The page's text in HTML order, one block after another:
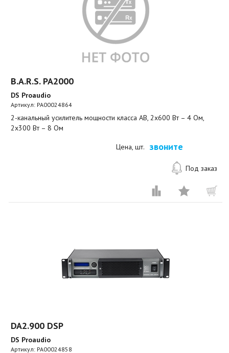
B.A.R.S. PA2000
DS Proaudio
Артикул: PA00024864
2-канальный усилитель мощности класса AB, 2х600 Вт – 4 Ом,
2х300 Вт – 8 Ом
Цена, шт. звоните
Под заказ
DA2.900 DSP
DS Proaudio
Артикул: PA00024858